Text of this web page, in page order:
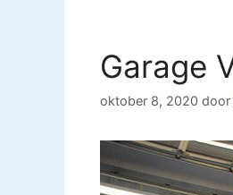
Garage
oktober 8, 2020 door